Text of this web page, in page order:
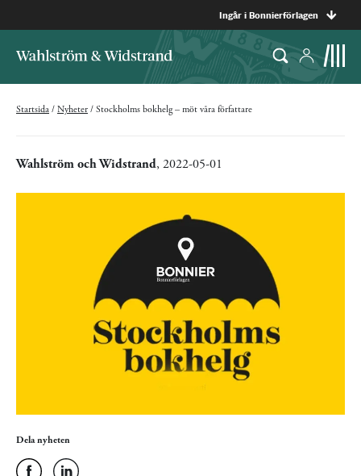
Ingår i Bonnierförlagen
Startsida / Nyheter / Stockholms bokhelg – möt våra författare
Wahlström och Widstrand, 2022-05-01
Dela nyheten